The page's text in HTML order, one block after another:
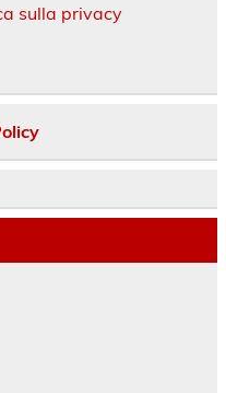
sulla privacy